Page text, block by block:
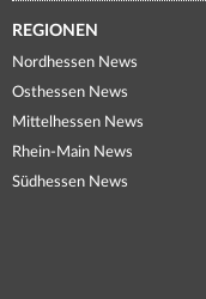
REGIONEN
Nordhessen News
Osthessen News
Mittelhessen News
Rhein-Main News
Südhessen News